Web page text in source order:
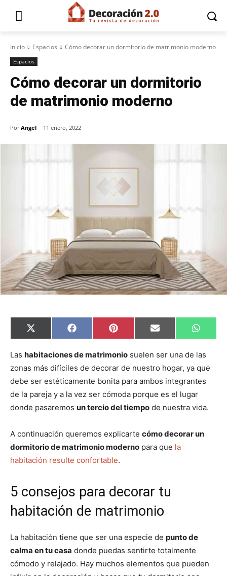
Inicio Espacios Cómo decorar un dormitorio de matrimonio moderno
Espacios
Cómo decorar un dormitorio
de matrimonio moderno
Por Angel 11 enero, 2022
C
o
p
r
i
r
e
n
X
(
w
t
t
e
r
)
C
o
p
r
i
r
e
n
F
a
e
o
o
k
C
o
p
r
i
r
e
n
P
i
t
r
e
s
t
C
o
p
r
i
r
e
n
E
m
i
C
o
p
r
i
n
W
h
t
A
p
p
Las habitaciones de matrimonio suelen ser una de las
zonas más difíciles de decorar de nuestro hogar, ya que
debe ser estéticamente bonita para ambos integrantes
de la pareja y a la vez ser cómoda porque es el lugar
donde pasaremos un tercio del tiempo de nuestra vida.
A continuación queremos explicarte cómo decorar un
dormitorio de matrimonio moderno para que la
habitación resulte confortable.
5 consejos para decorar tu
habitación de matrimonio
La habitación tiene que ser una especie de punto de
calma en tu casa donde puedas sentirte totalmente
cómodo y relajado. Hay muchos elementos que pueden